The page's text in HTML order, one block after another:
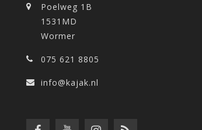
Poelweg 1B
1531MD
Wormer
075 621 8805
info@kajak.nl